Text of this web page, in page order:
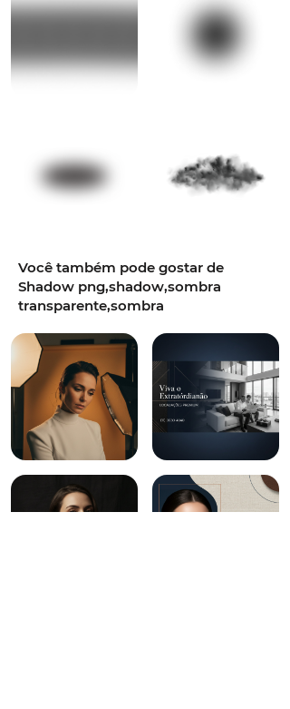
Você também pode gostar de
Shadow png,shadow,sombra
transparente,sombra